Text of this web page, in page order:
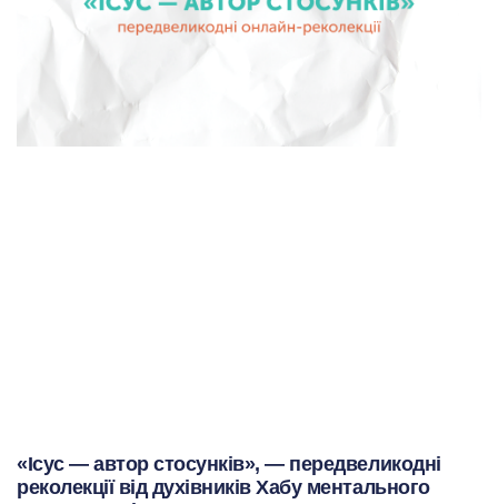
«Ісус — автор стосунків», — передвеликодні
реколекції від духівників Хабу ментального